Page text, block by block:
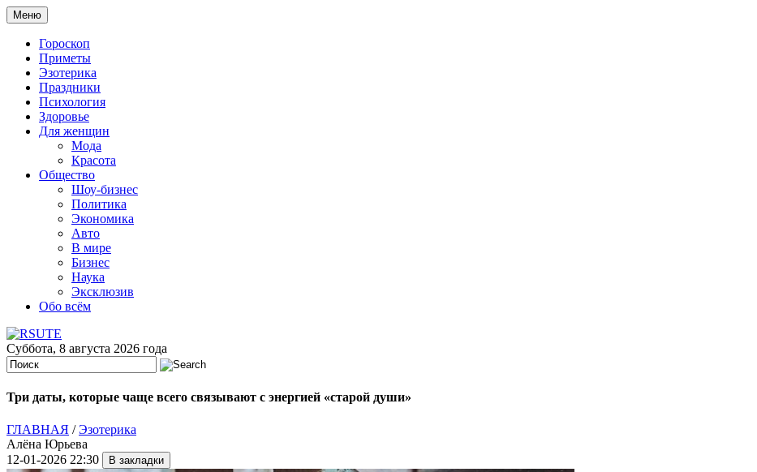
Меню
Гороскоп
Приметы
Эзотерика
Праздники
Психология
Здоровье
Для женщин
Мода
Красота
Общество
Шоу-бизнес
Политика
Экономика
Авто
В мире
Бизнес
Наука
Эксклюзив
Обо всём
Суббота, 8 августа 2026 года
Три даты, которые чаще всего связывают с энергией «старой души»
ГЛАВНАЯ /Эзотерика
Алёна Юрьева
12-01-2026 22:30